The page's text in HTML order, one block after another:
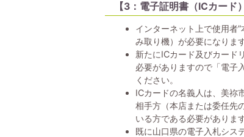
【3：電子証明書（ICカード
インターネット上で使用者
み取り機）が必要になります
新たにICカード及びカード
必要がありますので「電子
ください。
ICカードの名義人は、美祢
相手方（本店または委任先
いる方である必要があります
既に山口県の電子入札シス